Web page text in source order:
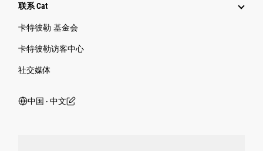
联系 Cat
卡特彼勒 基金会
卡特彼勒访客中心
社交媒体
中国 ‧ 中文